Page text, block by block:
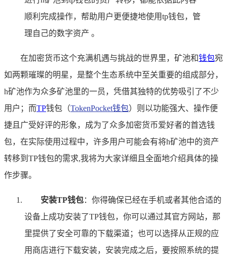
顺利完成操作，帮助用户更便捷地使用tp钱包，管
理自己的数字资产 。
在加密货币这个充满机遇与挑战的世界里，矿池和钱包宛
如两颗璀璨的明星，是整个生态系统中至关重要的组成部分，
h矿池作为众多矿池里的一员，凭借其独特的优势吸引了不少
用户；而TP钱包（TokenPocket钱包）则以功能强大、操作便
捷且广受好评的形象，成为了众多加密货币爱好者的首选钱
包，在实际使用过程中，许多用户可能会有将h矿池中的资产
转移到TP钱包的需求,我将为大家详细且全面地介绍具体的操
作步骤。
安装TP钱包：你得确保已经在手机或者其他合适的
设备上成功安装了TP钱包，你可以通过其官方网站，那
里提供了安全可靠的下载渠道；也可以选择从正规的应
用商店进行下载安装，安装完成之后，要按照系统的提